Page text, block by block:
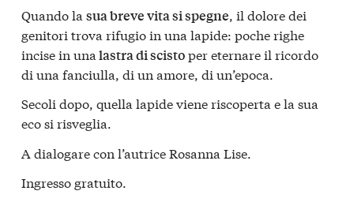
Quando la sua breve vita si spegne , il dolore dei
genitori trova rifugio in una lapide: poche righe
incise in una lastra di scistoper eternare il ricordo
di una fanciulla, di un amore, di un’epoca.
Secoli dopo, quella lapide viene riscoperta e la sua
eco si risveglia.
A dialogare con l’autrice Rosanna Lise.
Ingresso gratuito.